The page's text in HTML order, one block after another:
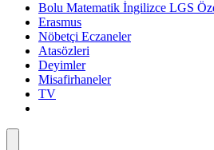
Bolu Matematik İngilizce LGS
Erasmus
Nöbetçi Eczaneler
Atasözleri
Deyimler
Misafirhaneler
TV